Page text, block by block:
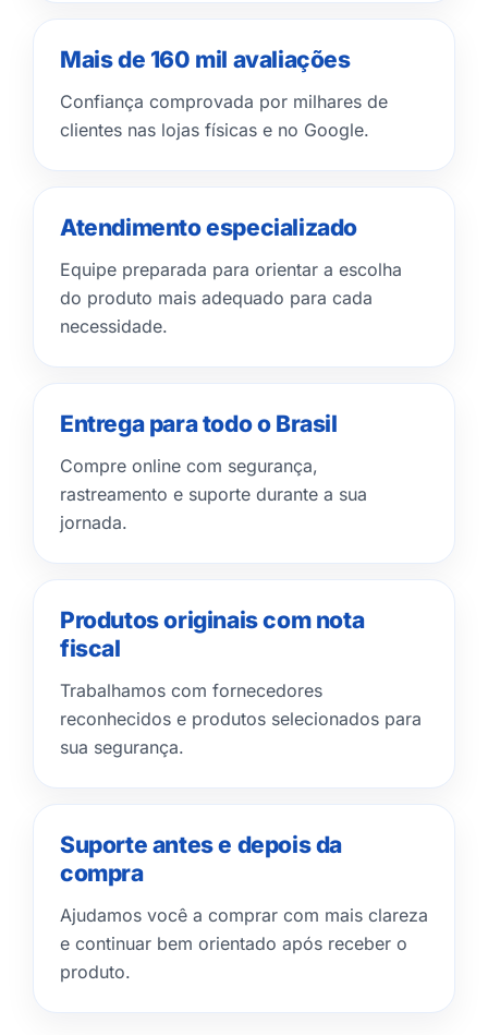
Mais de 160 mil avaliações
Confiança comprovada por milhares de
clientes nas lojas físicas e no Google.
Atendimento especializado
Equipe preparada para orientar a escolha
do produto mais adequado para cada
necessidade.
Entrega para todo o Brasil
Compre online com segurança,
rastreamento e suporte durante a sua
jornada.
Produtos originais com nota
fiscal
Trabalhamos com fornecedores
reconhecidos e produtos selecionados para
sua segurança.
Suporte antes e depois da
compra
Ajudamos você a comprar com mais clareza
e continuar bem orientado após receber o
produto.